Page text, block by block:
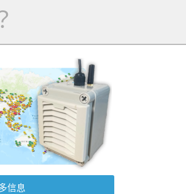
信息